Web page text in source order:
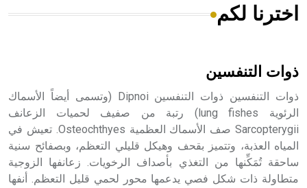
هل تعلم أن الأبسيد كلمة فرنسية اللفظ تم اعتمادها مصطلحاً
- هل تعلم أن أبجر Abgar اسم معروف جيداً يعود إلى عدد من
الملوك الذين حكموا مدينة إديسا (الرها) من أبجر الأول وحتى
التاسع، وهم ينتسبون إلى أسرة أوسروين
اخترنا لكم
ذوات التنفسين
ذوات التنفسين ذوات التنفسين Dipnoi (وتسمى أيضاً الأسماك
الرئوية lung fishes) رتبة من صفيف لحميات الزعانف
Sarcopterygii صف الأسماك العظمية Osteochthyes. تعيش في
المياه العذبة، وتتميز بقحف وهيكل قليلي التعظم، وبصفائح سنية
ساحقة تُمَكِّنها من التغذي بأصداف الرخويات. زعانفها الزوجية
متطاولة ذات شكل فصي يدعمها محور لحمي قليل التعظم. أنفها